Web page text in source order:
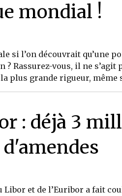
mondial !
si l’on découvrait qu’une
Rassurez-vous, il ne s’agit
plus grande rigueur, même
: déjà 3
et de l’Euribor a fait